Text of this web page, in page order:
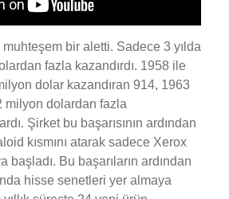
bir aletti. Sadece 3 yılda
fazla kazandırdı. 1958 ile
dolar kazandıran 914, 1963
milyon dolardan fazla
Şirket bu başarısının ardından
kısmını atarak sadece Xerox
başladı. Bu başarıların ardından
hisse senetleri yer almaya